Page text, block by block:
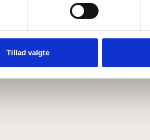
Tillad valgte